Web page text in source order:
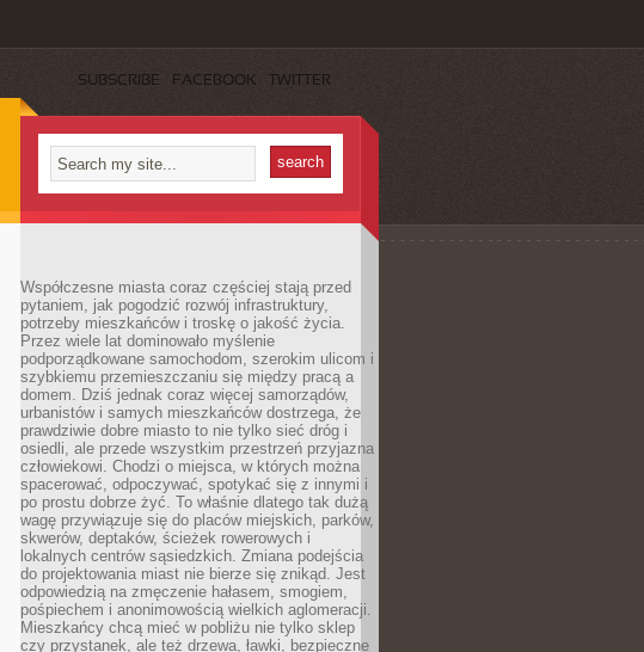
SUBSCRIBE FACEBOOK TWITTER
Współczesne miasta coraz częściej stają przed
pytaniem, jak pogodzić rozwój infrastruktury,
potrzeby mieszkańców i troskę o jakość życia.
Przez wiele lat dominowało myślenie
podporządkowane samochodom, szerokim ulicom i
szybkiemu przemieszczaniu się między pracą a
domem. Dziś jednak coraz więcej samorządów,
urbanistów i samych mieszkańców dostrzega, że
prawdziwie dobre miasto to nie tylko sieć dróg i
osiedli, ale przede wszystkim przestrzeń przyjazna
człowiekowi. Chodzi o miejsca, w których można
spacerować, odpoczywać, spotykać się z innymi i
po prostu dobrze żyć. To właśnie dlatego tak dużą
wagę przywiązuje się do placów miejskich, parków,
skwerów, deptaków, ścieżek rowerowych i
lokalnych centrów sąsiedzkich. Zmiana podejścia
do projektowania miast nie bierze się znikąd. Jest
odpowiedzią na zmęczenie hałasem, smogiem,
pośpiechem i anonimowością wielkich aglomeracji.
Mieszkańcy chcą mieć w pobliżu nie tylko sklep
czy przystanek, ale też drzewa, ławki, bezpieczne